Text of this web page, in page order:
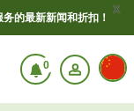
的最新新闻和折扣！
x
0